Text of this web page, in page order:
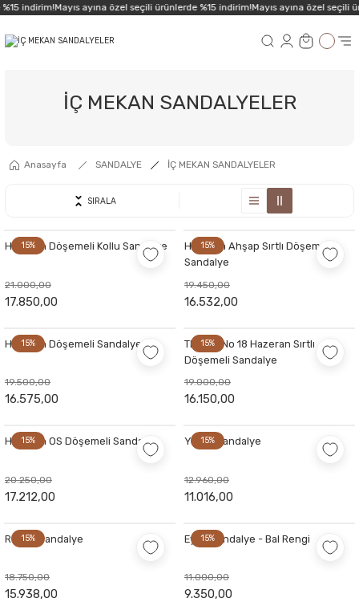
indirim!Mayıs ayına özel seçili ürünlerde %15 indirim!Mayıs ayına özel seçili
İÇ MEKAN SANDALYELER
Anasayfa SANDALYE İÇ MEKAN SANDALYELER
SIRALA
15%
Hoffman Döşemeli Kollu Sandalye
21.000,00
17.850,00
15%
Hoffman Ahşap Sırtlı Döşemeli
Sandalye
19.450,00
16.532,00
15%
Hoffman Döşemeli Sandalye
19.500,00
16.575,00
15%
Thonet No 18 Hazeran Sırtlı
Döşemeli Sandalye
19.000,00
16.150,00
15%
Hoffman OS Döşemeli Sandalye
20.250,00
17.212,00
15%
Yonka Sandalye
12.960,00
11.016,00
15%
Ronda Sandalye
18.750,00
15.938,00
15%
Eyfel Sandalye - Bal Rengi
11.000,00
9.350,00